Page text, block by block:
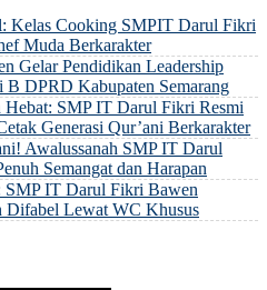
Kelas Cooking SMPIT Darul Fikri
Muda Berkarakter
Gelar Pendidikan Leadership
B DPRD Kabupaten Semarang
Hebat: SMP IT Darul Fikri Resmi
Generasi Qur’ani Berkarakter
Awalussanah SMP IT Darul
Semangat dan Harapan
SMP IT Darul Fikri Bawen
Difabel Lewat WC Khusus